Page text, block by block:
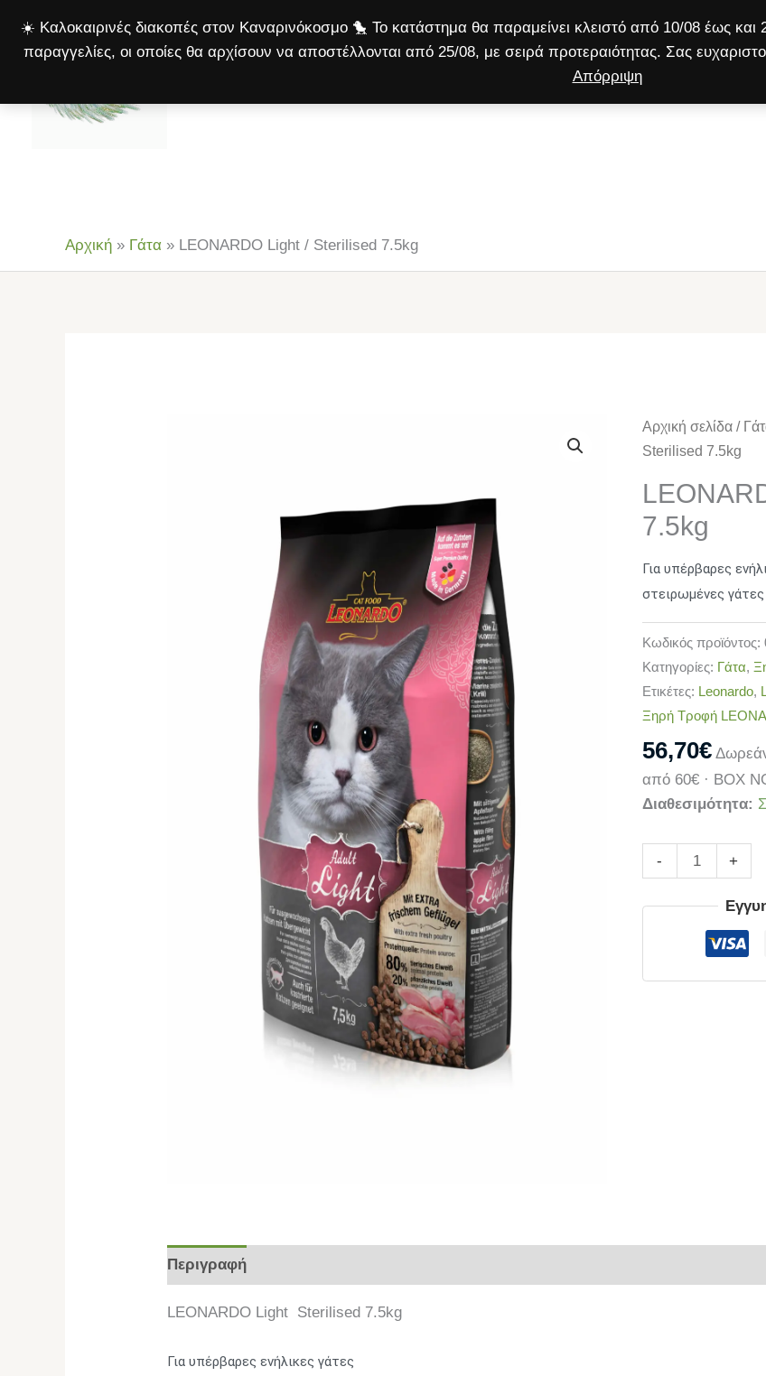
☀️ Καλοκαιρινές διακοπές στον Καναρινόκοσμο 🐤 Το κατάστημα θα παραμείνει κλειστό από 10/08 έως και
παραγγελίες, οι οποίες θα αρχίσουν να αποστέλλονται από 25/08, με σειρά προτεραιότητας. Σας
Απόρριψη
περιεχόμενο
Μικρό ζώο
Αρχική » Γάτα » LEONARDO Light / Sterilised 7.5kg
Αρχική σελίδα/
Sterilised 7.5kg
7.5kg
Για υπέρβαρες
στειρωμένες γάτες
Κωδικός προϊόντος:
Κατηγορίες: Γάτα,
Ετικέτες: Leonardo,
Ξηρή Τροφή
56,70€
από 60€ · BOX
Διαθεσιμότητα:
-
LEONARDO
Light
Sterilised
7.5kg
+
Περιγραφή
LEONARDO Light Sterilised 7.5kg
Για υπέρβαρες ενήλικες γάτες